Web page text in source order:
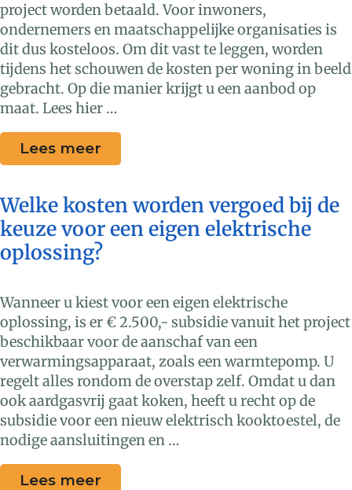
project worden betaald. Voor inwoners,
ondernemers en maatschappelijke organisaties is
dit dus kosteloos. Om dit vast te leggen, worden
tijdens het schouwen de kosten per woning in beeld
gebracht. Op die manier krijgt u een aanbod op
maat. Lees hier …
Lees meer
Welke kosten worden vergoed bij de
keuze voor een eigen elektrische
oplossing?
Wanneer u kiest voor een eigen elektrische
oplossing, is er € 2.500,- subsidie vanuit het project
beschikbaar voor de aanschaf van een
verwarmingsapparaat, zoals een warmtepomp. U
regelt alles rondom de overstap zelf. Omdat u dan
ook aardgasvrij gaat koken, heeft u recht op de
subsidie voor een nieuw elektrisch kooktoestel, de
nodige aansluitingen en …
Lees meer